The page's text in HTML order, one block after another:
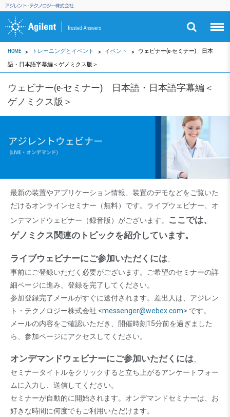
HOME トレーニングとイベント イベント
ウェビナー(e-セミナー) 日本
語・日本語字幕編＜ゲノミクス版＞
ウェビナー(e-セミナー) 日本語・日本語字幕編＜
ゲノミクス版＞
最新の装置やアプリケーション情報、装置のデモなどをご覧いた
だけるオンラインセミナー（無料）です。ライブウェビナー、オ
ンデマンドウェビナー（録音版）がございます。
ここでは、
ゲノミクス関連のトピックを紹介しています。
ライブウェビナーにご参加いただくには
事前にご登録いただく必要がございます。ご希望のセミナーの詳
細ページに進み、登録を完了してください。
参加登録完了メールがすぐに送付されます。差出人は、アジレン
ト・テクノロジー株式会社 <messenger@webex.com> です。
メールの内容をご確認いただき、開催時刻15分前を過ぎました
ら、参加ページにアクセスしてください。
オンデマンドウェビナーにご参加いただくには
セミナータイトルをクリックすると立ち上がるアンケートフォー
ムに入力し、送信してください。
セミナーが自動的に開始されます。オンデマンドセミナーは、お
好きな時間に何度でもご利用いただけます。